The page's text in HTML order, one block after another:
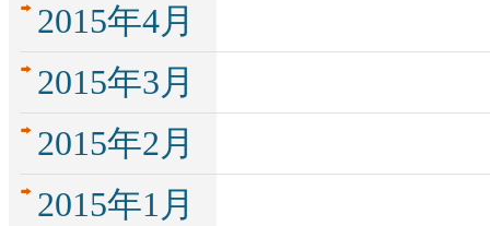
2015年4月
2015年3月
2015年2月
2015年1月